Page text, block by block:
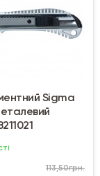
Sigma
113,50грн.